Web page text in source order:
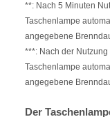
**: Nach 5 Minuten
Taschenlampe
angegebene
***: Nach der
Taschenlampe
angegebene
Der